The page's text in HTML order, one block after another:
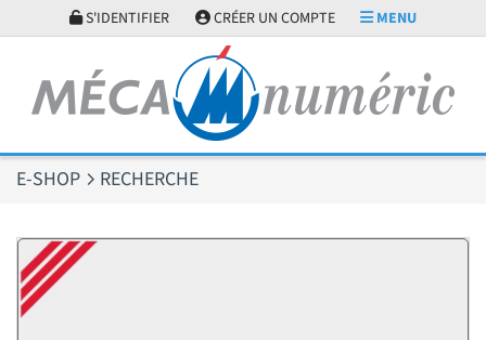
S'IDENTIFIER CRÉER UN COMPTE MENU
E-SHOP RECHERCHE
Panneau de gestion des cookies